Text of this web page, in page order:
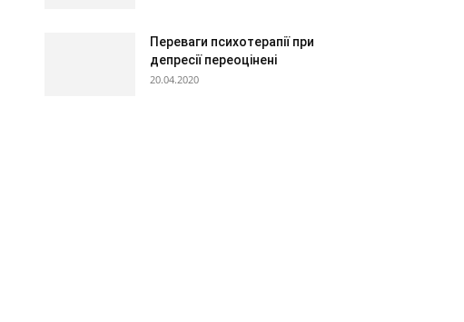
Переваги психотерапії при
депресії переоцінені
20.04.2020